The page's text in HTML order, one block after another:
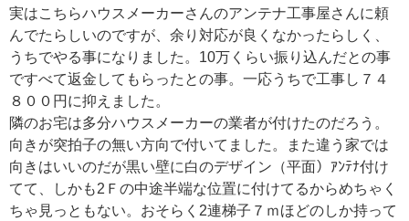
実はこちらハウスメーカーさんのアンテナ工事屋さんに頼
んでたらしいのですが、余り対応が良くなかったらしく、
うちでやる事になりました。10万くらい振り込んだとの事
ですべて返金してもらったとの事。一応うちで工事し７４
８００円に抑えました。
隣のお宅は多分ハウスメーカーの業者が付けたのだろう。
向きが突拍子の無い方向で付いてました。また違う家では
向きはいいのだが黒い壁に白のデザイン（平面）ｱﾝﾃﾅ付け
てて、しかも2Ｆの中途半端な位置に付けてるからめちゃく
ちゃ見っともない。おそらく2連梯子７ｍほどのしか持って